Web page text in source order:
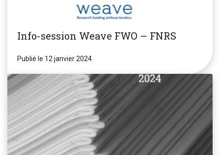
Info-session Weave FWO – FNRS
Publié le 12 janvier 2024